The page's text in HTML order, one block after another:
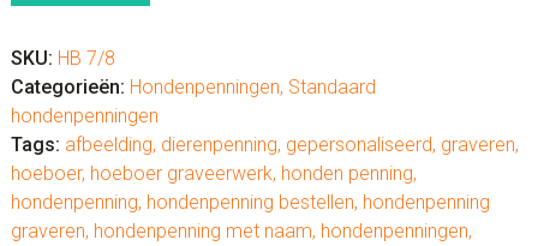
SKU: HB 7/8
Categorieën: Hondenpenningen, Standaard
hondenpenningen
Tags: afbeelding, dierenpenning, gepersonaliseerd, graveren,
hoeboer, hoeboer graveerwerk, honden penning,
hondenpenning, hondenpenning bestellen, hondenpenning
graveren, hondenpenning met naam, hondenpenningen,